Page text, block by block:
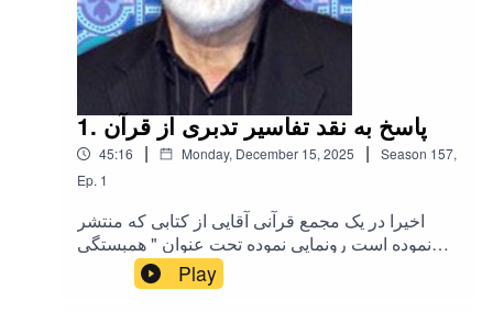
1. پاسخ به نقد تفاسیر تدبری از قرآن
45:16 | Monday, December 15, 2025 | Season 157,
Ep. 1
اخیرا در یک مجمع قرآنی آقایی از کتابی که منتشر
نموده است رونمایی نموده تحت عنوان " همبستگی
قرآن و عترت" که در کنارعنوان کتاب ذکر گردیده "نقد
اندیشه سلفی گری ایرانی" و در داخل کتاب نیز از
Play